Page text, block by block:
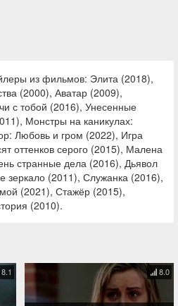
из фильмов: Элита (2018),
(2000), Аватар (2009),
с тобой (2016), Унесенные
Монстры на каникулах:
Любовь и гром (2022), Игра
оттенков серого (2015), Малена
странные дела (2016), Дьявол
зеркало (2011), Служанка (2016),
(2021), Стажёр (2015),
(2010).
8.0